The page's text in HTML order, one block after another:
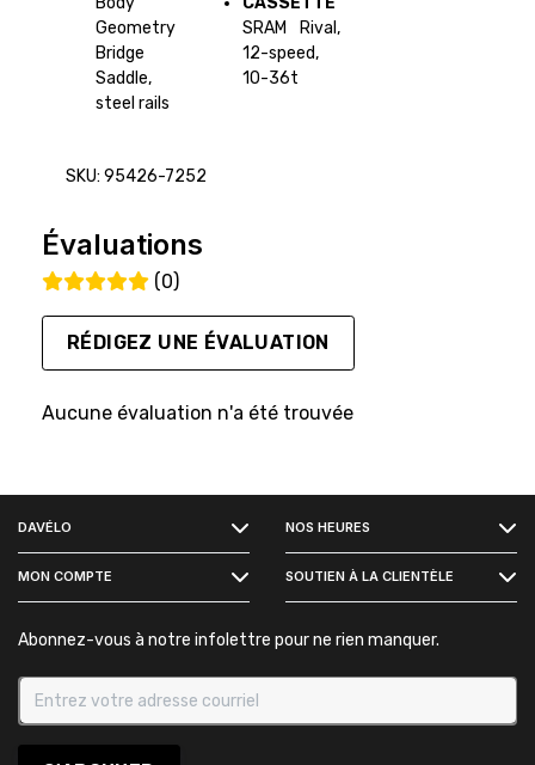
Geometry
Bridge
Saddle,
steel rails
SRAM Rival,
12-speed,
10-36t
SKU: 95426-7252
Évaluations
(0)
RÉDIGEZ UNE ÉVALUATION
Aucune évaluation n'a été trouvée
DAVÉLO NOS HEURES
MON COMPTE SOUTIEN À LA CLIENTÈLE
Abonnez-vous à notre infolettre pour ne rien manquer.